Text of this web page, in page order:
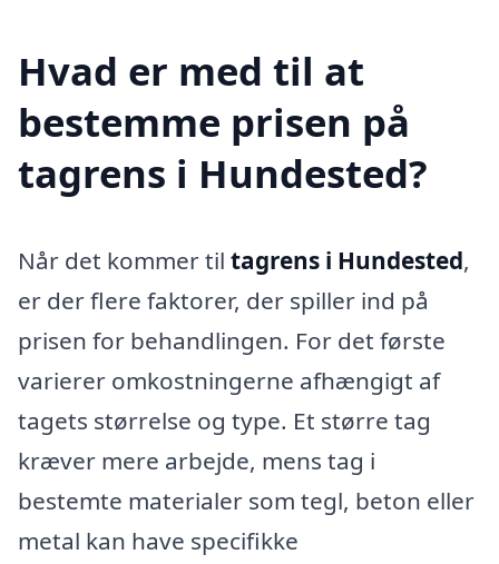
Hvad er med til at
bestemme prisen på
tagrens i Hundested?
Når det kommer til tagrens i Hundested,
er der flere faktorer, der spiller ind på
prisen for behandlingen. For det første
varierer omkostningerne afhængigt af
tagets størrelse og type. Et større tag
kræver mere arbejde, mens tag i
bestemte materialer som tegl, beton eller
metal kan have specifikke